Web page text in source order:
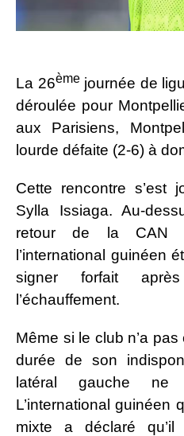
La 26èmejournée de
déroulée pour
aux Parisiens,
lourde défaite (2-6) à
Cette rencontre s’est
Sylla Issiaga. Au-
retour de la CAN
l’international guinéen
signer forfait
l’échauffement.
Même si le club n’a
durée de son
latéral gauche
L’international guinéen
mixte a déclaré qu’il